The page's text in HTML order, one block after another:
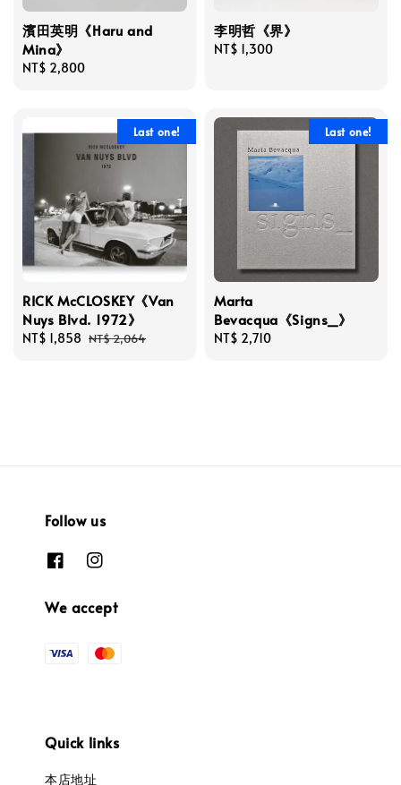
濱田英明《Haru and
Mina》
Regular
NT$ 2,800
李明哲《界》
Regular
NT$ 1,300
Last one!
RICK McCLOSKEY《Van
Nuys Blvd. 1972》
Sale
NT$ 1,858 Regular
NT$ 2,064
Last one!
Marta
Bevacqua《Signs_》
Regular
NT$ 2,710
Follow us
We accept
Quick links
本店地址